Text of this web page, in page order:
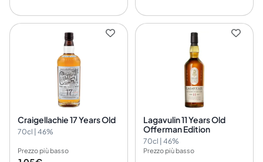
Craigellachie 17 Years Old
70cl | 46%
Prezzo più basso
Lagavulin 11 Years Old
Offerman Edition
70cl | 46%
Prezzo più basso